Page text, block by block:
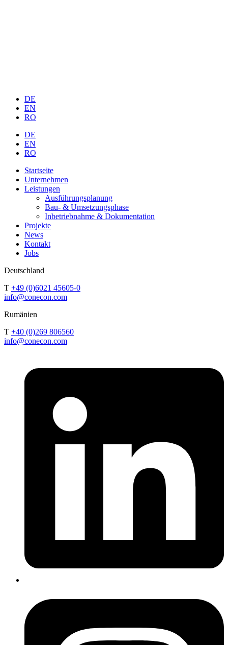
DE
EN
RO
DE
EN
RO
Startseite
Unternehmen
Leistungen
Ausführungsplanung
Bau- & Umsetzungsphase
Inbetriebnahme & Dokumentation
Projekte
News
Kontakt
Jobs
Deutschland
T +49 (0)6021 45605-0
info@conecon.com
Rumänien
T +40 (0)269 806560
info@conecon.com